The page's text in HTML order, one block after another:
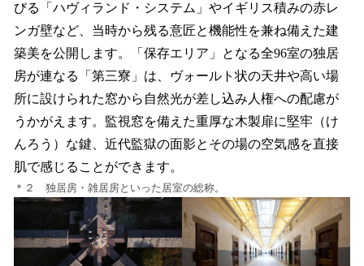
びる「ハヴィランド・システム」やイギリス積みの赤レ
ンガ壁など、当時から残る意匠と機能性を兼ね備えた建
築美を公開します。「保存エリア」となる全96室の独居
房が連なる「第三寮」は、ヴォールト状の天井や高い場
所に設けられた窓から自然光が差し込み人権への配慮が
うかがえます。監視窓を備えた重厚な木製扉に堅牢（け
んろう）な鍵、近代監獄の面影とその場の空気感を直接
肌で感じることができます。
＊２ 独居房・雑居房といった居室の総称。